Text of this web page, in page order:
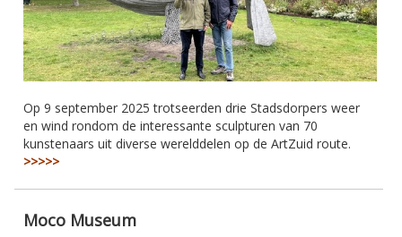
Op 9 september 2025 trotseerden drie Stadsdorpers weer
en wind rondom de interessante sculpturen van 70
kunstenaars uit diverse werelddelen op de ArtZuid route.
>>>>>
Moco Museum